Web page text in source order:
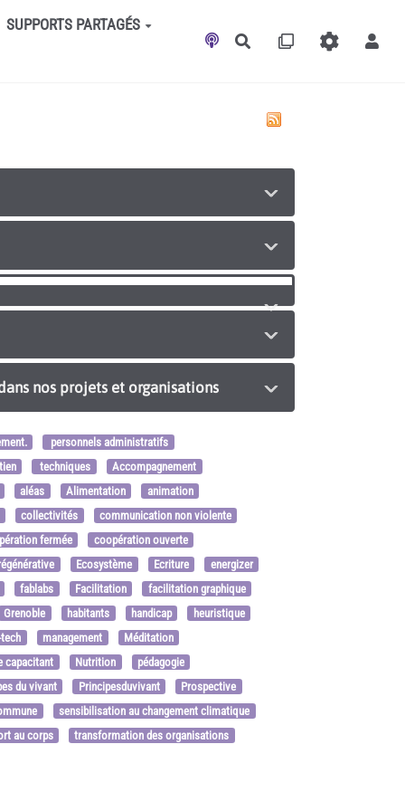
SUPPORTS PARTAGÉS
Rechercher
nos projets et organisations
personnels administratifs
techniques
Accompagnement
aléas
Alimentation
animation
collectivités
communication non violente
fermée
coopération ouverte
Ecosystème Ecriture
energizer
fablabs
Facilitation
facilitation graphique
Grenoble
habitants handicap
heuristique
management
Méditation
capacitant
Nutrition
pédagogie
du vivant
Principesduvivant
Prospective
sensibilisation au changement climatique
au corps
transformation des organisations